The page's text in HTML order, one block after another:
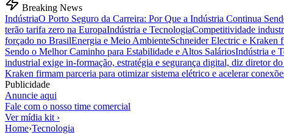
Breaking News
IndústriaO Porto Seguro da Carreira: Por Que a Indústria Continua
terão tarifa zero na EuropaIndústria e TecnologiaCompetitividade
forçado no BrasilEnergia e Meio AmbienteSchneider Electric e Kraken
Sendo o Melhor Caminho para Estabilidade e Altos SaláriosIndústria e
industrial exige in-formação, estratégia e segurança digital, diz diretor
Kraken firmam parceria para otimizar sistema elétrico e acelerar
Publicidade
Anuncie aqui
Fale com o nosso time comercial
Ver mídia kit ›
Home›Tecnologia